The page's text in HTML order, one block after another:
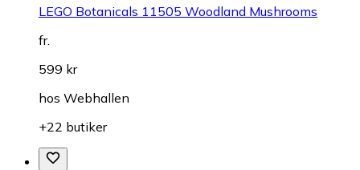
LEGO Botanicals 11505 Woodland Mushrooms
fr.
599 kr
hos Webhallen
+22 butiker